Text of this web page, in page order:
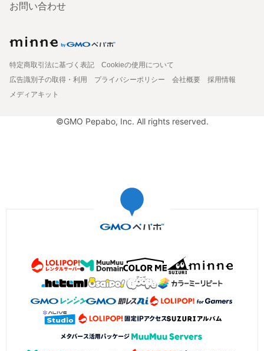
お問い合わせ
特定商取引法に基づく表記
Cookieの使用について
広告識別子の取得・利用
プライバシーポリシー 会社概要
採用情報
メディアキット
©GMO Pepabo, Inc. All rights reserved.